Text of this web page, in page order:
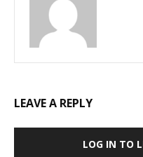
LEAVE A REPLY
LOG IN TO